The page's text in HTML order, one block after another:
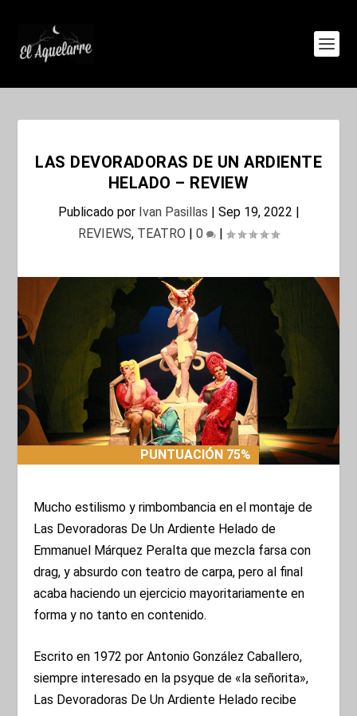
LAS DEVORADORAS DE UN ARDIENTE
HELADO – REVIEW
Publicado por Ivan Pasillas | Sep 19, 2022 |
REVIEWS, TEATRO | 0 |
PUNTUACIÓN 75%
PUNTUACIÓN 75%
Mucho estilismo y rimbombancia en el montaje de
Las Devoradoras De Un Ardiente Helado de
Emmanuel Márquez Peralta que mezcla farsa con
drag, y absurdo con teatro de carpa, pero al final
acaba haciendo un ejercicio mayoritariamente en
forma y no tanto en contenido.
Escrito en 1972 por Antonio González Caballero,
siempre interesado en la psyque de «la señorita»,
Las Devoradoras De Un Ardiente Helado recibe